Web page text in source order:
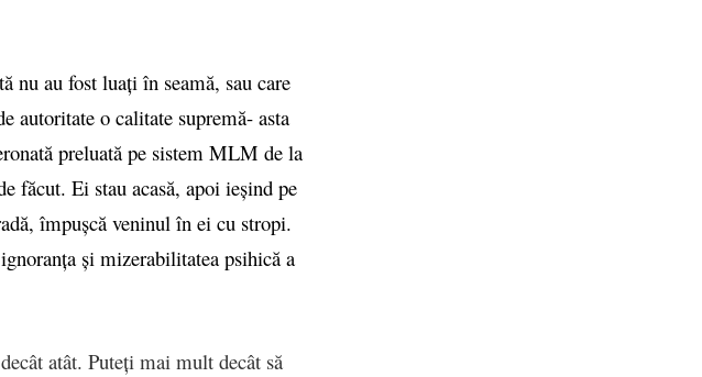
nu au fost luați în seamă, sau care
autoritate o calitate supremă- asta
preluată pe sistem MLM de la
făcut. Ei stau acasă, apoi ieșind pe
împușcă veninul în ei cu stropi.
și mizerabilitatea psihică a
atât. Puteți mai mult decât să